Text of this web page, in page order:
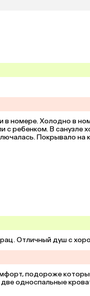
в номере. Холодно в
с ребенком. В санузле
Покрывало
Отличный душ с
подороже
односпальные